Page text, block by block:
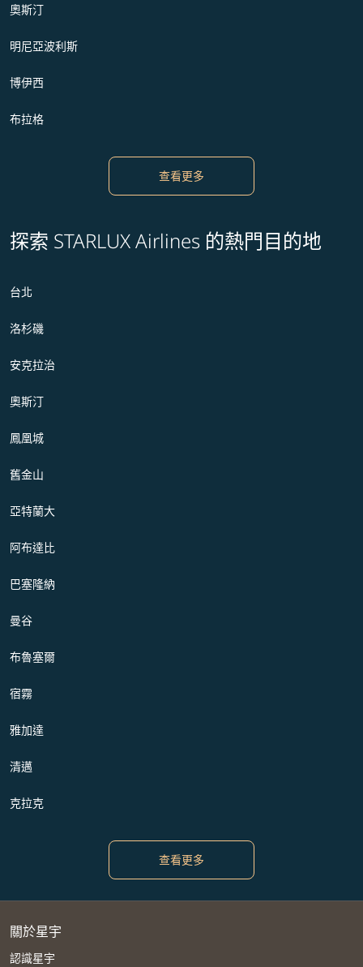
奧斯汀
明尼亞波利斯
博伊西
布拉格
查看更多
探索 STARLUX Airlines 的熱門目的地
台北
洛杉磯
安克拉治
奧斯汀
鳳凰城
舊金山
亞特蘭大
阿布達比
巴塞隆納
曼谷
布魯塞爾
宿霧
雅加達
清邁
克拉克
查看更多
關於星宇
認識星宇